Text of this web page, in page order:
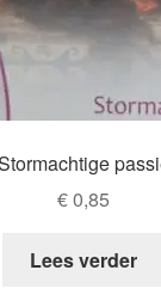
€0,85
Lees verder